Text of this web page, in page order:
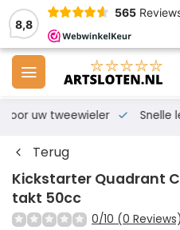
8,8
565
voor uw tweewieler Snelle
Terug
Kickstarter Quadrant
takt 50cc
0/10 (0 Reviews)